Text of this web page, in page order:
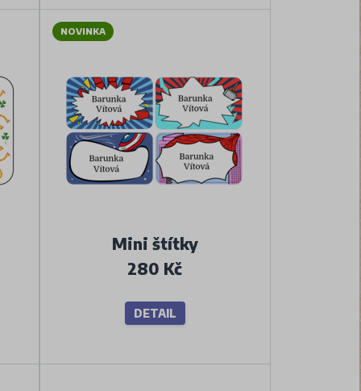
NOVINKA
Mini štítky
280 Kč
DETAIL